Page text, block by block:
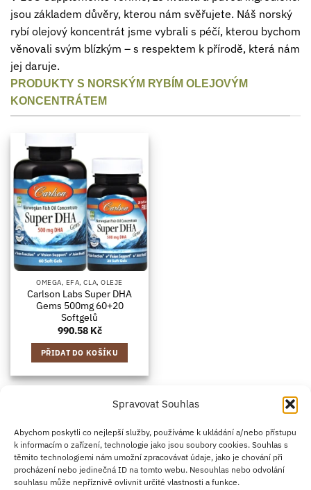
Spravovat Souhlas
Abychom poskytli co nejlepší služby, používáme k ukládání a/nebo přístupu
k informacím o zařízení, technologie jako jsou soubory cookies. Souhlas s
těmito technologiemi nám umožní zpracovávat údaje, jako je chování při
procházení nebo jedinečná ID na tomto webu. Nesouhlas nebo odvolání
souhlasu může nepříznivě ovlivnit určité vlastnosti a funkce.
jsou základem důvěry, kterou nám svěřujete. Náš norský
rybí olejový koncentrát jsme vybrali s péčí, kterou bychom
věnovali svým blízkým – s respektem k přírodě, která nám
jej daruje.
PRODUKTY S NORSKÝM RYBÍM OLEJOVÝM
KONCENTRÁTEM
OMEGA, EFA, CLA, OLEJE
Carlson Labs Super DHA
Gems 500mg 60+20
Softgelů
990.58 Kč
PŘIDAT DO KOŠÍKU
Credit
Card
2
Klarna
Apple
Pay
Google
Pay
PayPal
ZÁSADY DOPRAVY
ZÁSADY VRÁCENÍ ZBOŽÍ
OBCHODNÍ PODMÍNKY
KONTAKT O NÁS B2B
IMPRINT
OMEZENÍ ODPOVĚDNOSTI
ZÁSADY COOKIES